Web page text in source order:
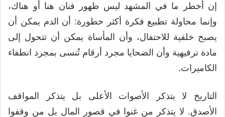
إن أخطر ما في المشهد ليس ظهور فنان هنا أو هناك،
وإنما محاولة تطبيع فكرة أكثر خطورة: أن الدم يمكن أن
يصبح خلفية للاحتفال، وأن المأساة يمكن أن تتحول إلى
مادة ترفيهية وأن الضحايا مجرد أرقام تُنسى بمجرد انطفاء
الكاميرات.
التاريخ لا يتذكر الأصوات الأعلى بل يتذكر المواقف
الأصدق. لا يتذكر من غنوا في قصور المال بل من وقفوا